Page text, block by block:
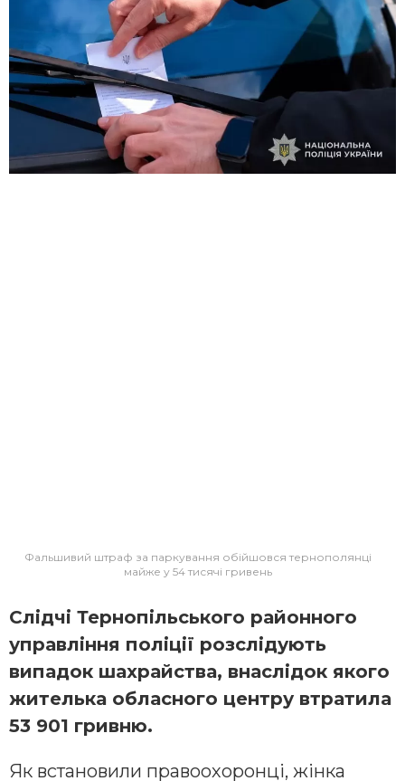
Фальшивий штраф за паркування обійшовся тернополянці
майже у 54 тисячі гривень
Слідчі Тернопільського районного
управління поліції розслідують
випадок шахрайства, внаслідок якого
жителька обласного центру втратила
53 901 гривню.
Як встановили правоохоронці, жінка